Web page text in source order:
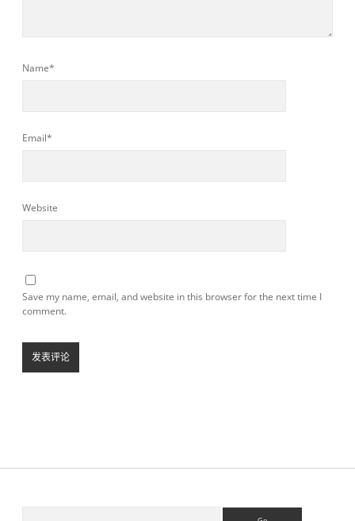
Name*
Email*
Website
Save my name, email, and website in this browser for the next time I
comment.